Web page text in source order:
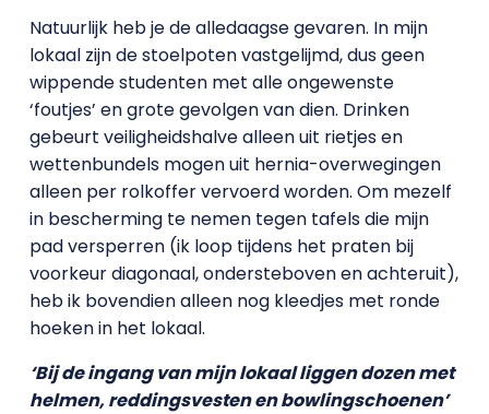
Natuurlijk heb je de alledaagse gevaren. In mijn
lokaal zijn de stoelpoten vastgelijmd, dus geen
wippende studenten met alle ongewenste
‘foutjes’ en grote gevolgen van dien. Drinken
gebeurt veiligheidshalve alleen uit rietjes en
wettenbundels mogen uit hernia-overwegingen
alleen per rolkoffer vervoerd worden. Om mezelf
in bescherming te nemen tegen tafels die mijn
pad versperren (ik loop tijdens het praten bij
voorkeur diagonaal, ondersteboven en achteruit),
heb ik bovendien alleen nog kleedjes met ronde
hoeken in het lokaal.
‘Bij de ingang van mijn lokaal liggen dozen met
helmen, reddingsvesten en bowlingschoenen’